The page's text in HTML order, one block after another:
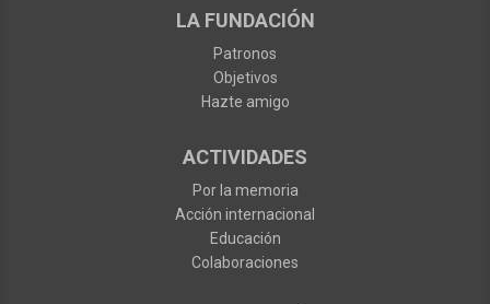
LA FUNDACIÓN
Patronos
Objetivos
Hazte amigo
ACTIVIDADES
Por la memoria
Acción internacional
Educación
Colaboraciones